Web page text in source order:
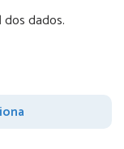
dos dados.